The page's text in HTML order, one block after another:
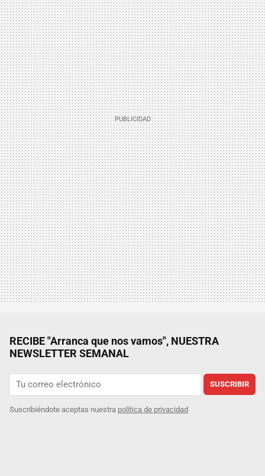
RECIBE "Arranca que nos vamos", NUESTRA
NEWSLETTER SEMANAL
SUSCRIBIR
Suscribiéndote aceptas nuestra política de privacidad